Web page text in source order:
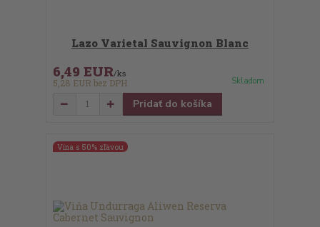
Lazo Varietal Sauvignon Blanc
6,49 EUR/ks
5,28 EUR bez DPH Skladom
Pridať do košíka
Vína s 50% zľavou